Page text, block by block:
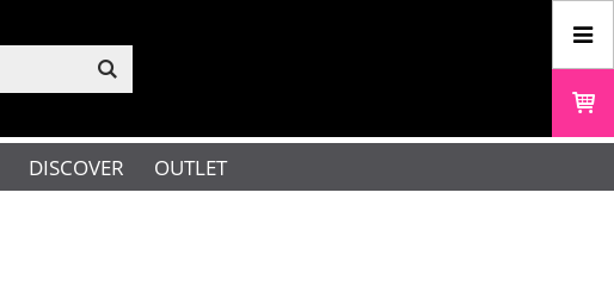
DISCOVER OUTLET